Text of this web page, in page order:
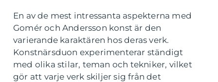
En av de mest intressanta aspekterna med
Gomér och Andersson konst är den
varierande karaktären hos deras verk.
Konstnärsduon experimenterar ständigt
med olika stilar, teman och tekniker, vilket
gör att varje verk skiljer sig från det